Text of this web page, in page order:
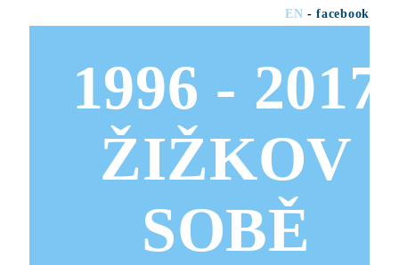
EN -facebook
1996 - 2017
ŽIŽKOV
SOBĚ